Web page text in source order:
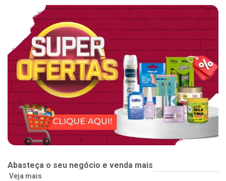
Abasteça o seu negócio e venda mais
Veja mais